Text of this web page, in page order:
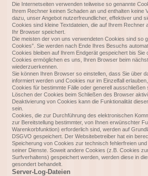
Die Internetseiten verwenden teilweise so genannte
Ihrem Rechner keinen Schaden an und enthalten keine
dazu, unser Angebot nutzerfreundlicher, effektiver und
Cookies sind kleine Textdateien, die auf Ihrem Rechner
Ihr Browser speichert.
Die meisten der von uns verwendeten Cookies sind so
Cookies”. Sie werden nach Ende Ihres Besuchs
Cookies bleiben auf Ihrem Endgerät gespeichert bis Sie
Cookies ermöglichen es uns, Ihren Browser beim
wiederzuerkennen.
Sie können Ihren Browser so einstellen, dass Sie über
informiert werden und Cookies nur im Einzelfall
Cookies für bestimmte Fälle oder generell ausschließen
Löschen der Cookies beim Schließen des Browser
Deaktivierung von Cookies kann die Funktionalität
sein.
Cookies, die zur Durchführung des elektronischen
zur Bereitstellung bestimmter, von Ihnen erwünschter
Warenkorbfunktion) erforderlich sind, werden auf
DSGVO gespeichert. Der Websitebetreiber hat ein
Speicherung von Cookies zur technisch fehlerfreien
seiner Dienste. Soweit andere Cookies (z.B. Cookies
Surfverhaltens) gespeichert werden, werden diese in
gesondert behandelt.
Server-Log-Dateien